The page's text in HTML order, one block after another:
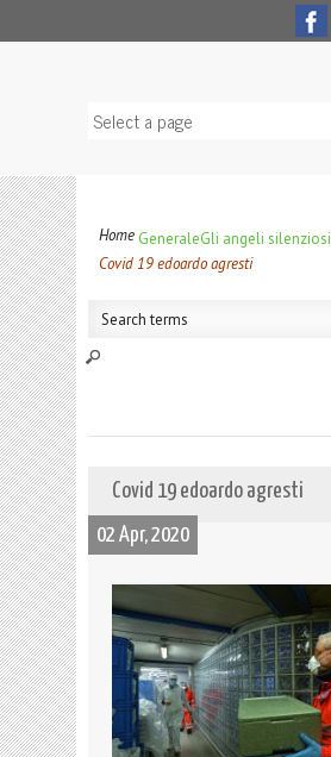
Home GeneraleGli angeli silenziosi
Covid 19 edoardo agresti
Covid 19 edoardo agresti
02 Apr, 2020